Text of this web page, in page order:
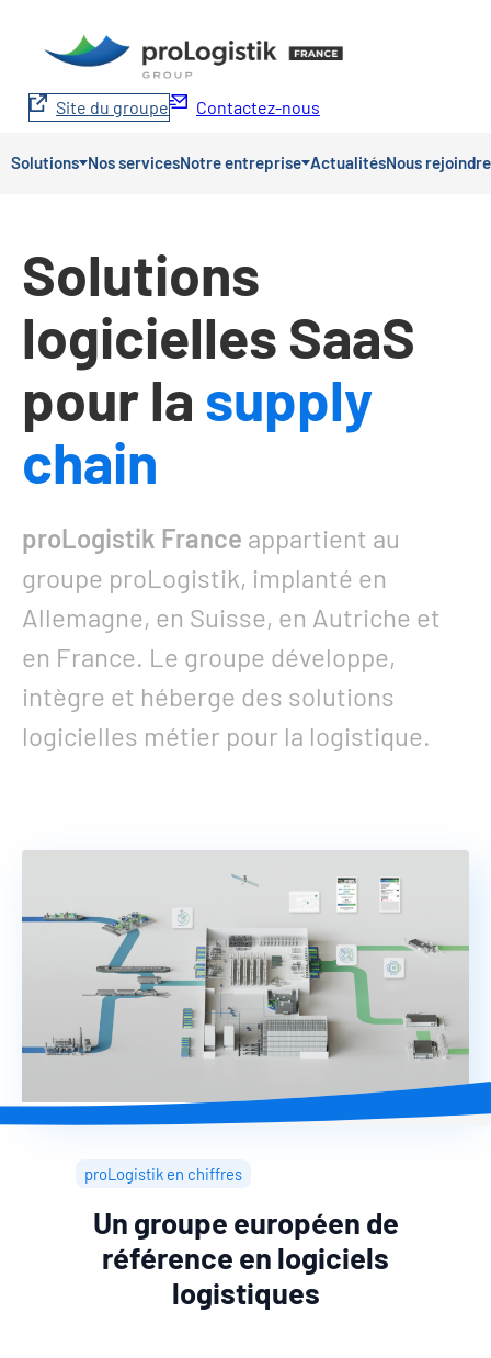
Site du groupe
Contactez-nous
Solutions Nos servicesNotre entreprise ActualitésNous rejoindre
Solutions
logicielles SaaS
pour la supply
chain
proLogistik France appartient au
groupe proLogistik, implanté en
Allemagne, en Suisse, en Autriche et
en France. Le groupe développe,
intègre et héberge des solutions
logicielles métier pour la logistique.
proLogistik en chiffres
Un groupe européen de
référence en logiciels
logistiques